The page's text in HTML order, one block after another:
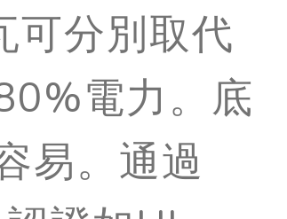
可分別取代
電力。底
易。通過